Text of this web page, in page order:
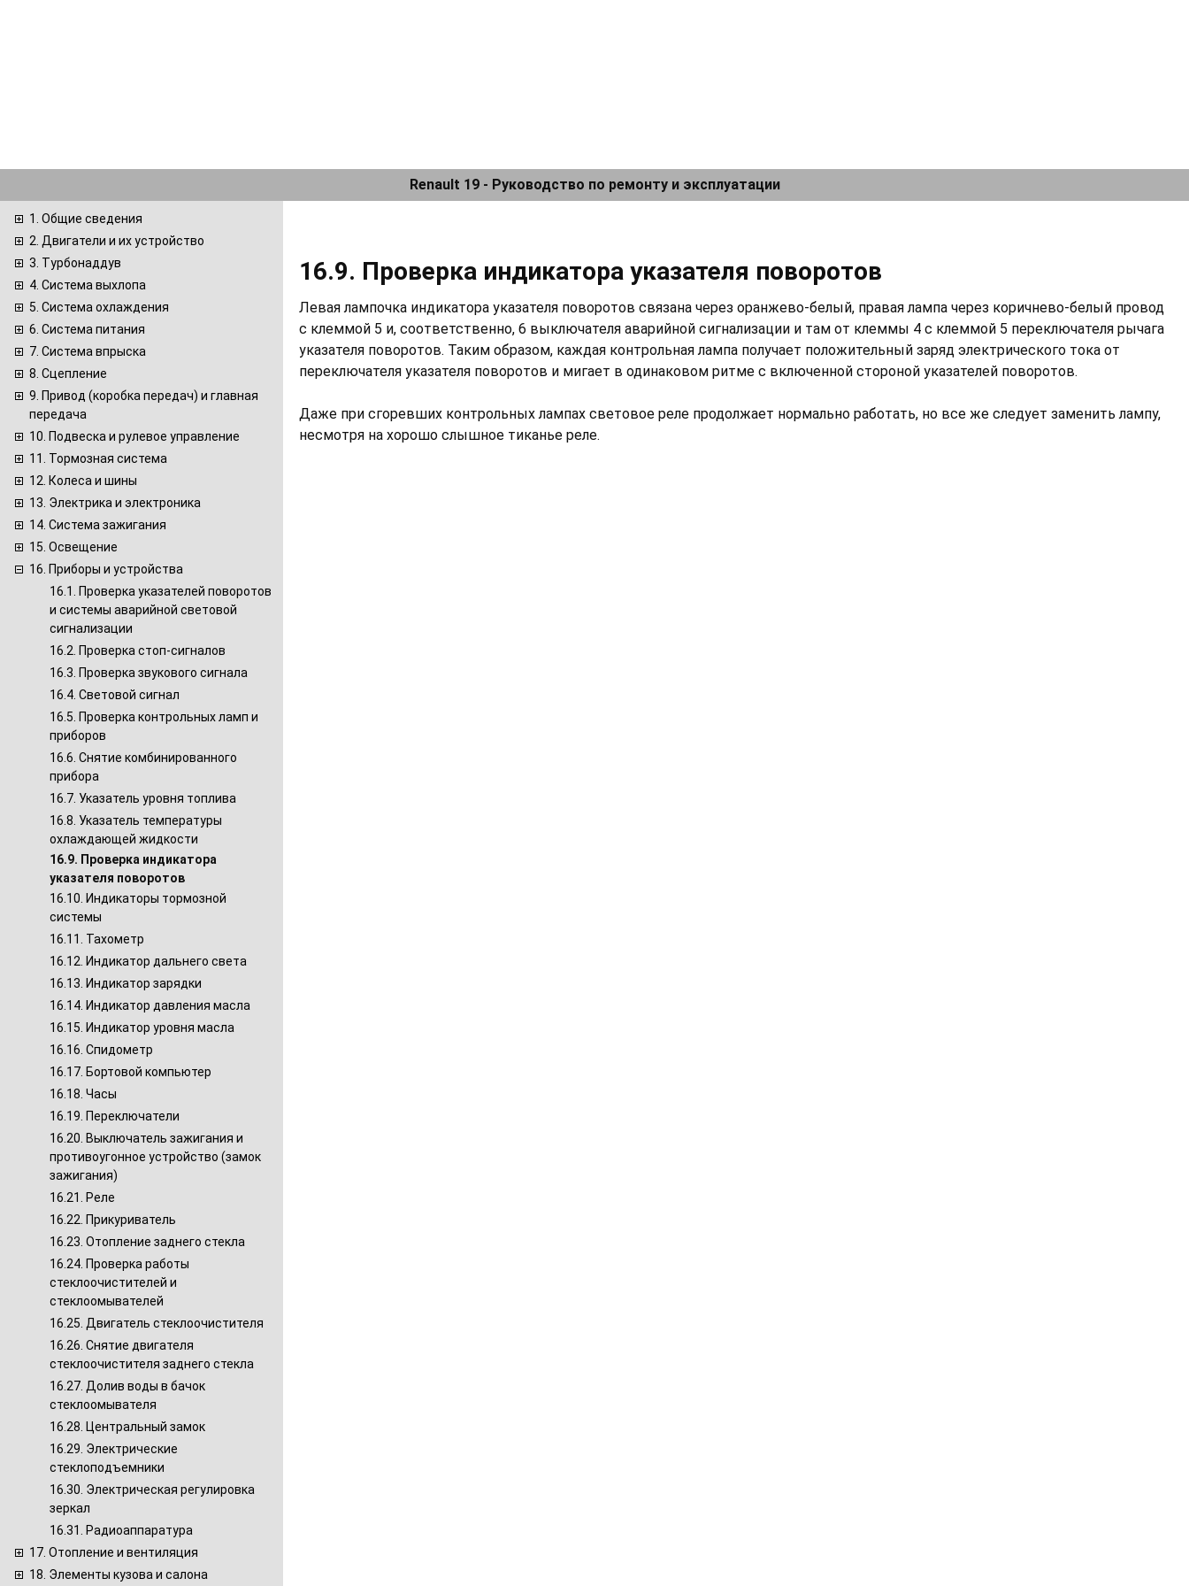
Renault 19 - Руководство по ремонту и эксплуатации
1. Общие сведения
2. Двигатели и их устройство
3. Турбонаддув
4. Система выхлопа
5. Система охлаждения
6. Система питания
7. Система впрыска
8. Сцепление
9. Привод (коробка передач) и главная
передача
10. Подвеска и рулевое управление
11. Тормозная система
12. Колеса и шины
13. Электрика и электроника
14. Система зажигания
15. Освещение
16. Приборы и устройства
16.1. Проверка указателей поворотов
и системы аварийной световой
сигнализации
16.2. Проверка стоп-сигналов
16.3. Проверка звукового сигнала
16.4. Световой сигнал
16.5. Проверка контрольных ламп и
приборов
16.6. Снятие комбинированного
прибора
16.7. Указатель уровня топлива
16.8. Указатель температуры
охлаждающей жидкости
16.9. Проверка индикатора
указателя поворотов
16.10. Индикаторы тормозной
системы
16.11. Тахометр
16.12. Индикатор дальнего света
16.13. Индикатор зарядки
16.14. Индикатор давления масла
16.15. Индикатор уровня масла
16.16. Спидометр
16.17. Бортовой компьютер
16.18. Часы
16.19. Переключатели
16.20. Выключатель зажигания и
противоугонное устройство (замок
зажигания)
16.21. Реле
16.22. Прикуриватель
16.23. Отопление заднего стекла
16.24. Проверка работы
стеклоочистителей и
стеклоомывателей
16.25. Двигатель стеклоочистителя
16.26. Снятие двигателя
стеклоочистителя заднего стекла
16.27. Долив воды в бачок
стеклоомывателя
16.28. Центральный замок
16.29. Электрические
стеклоподъемники
16.30. Электрическая регулировка
зеркал
16.31. Радиоаппаратура
17. Отопление и вентиляция
18. Элементы кузова и салона
16.9. Проверка индикатора указателя поворотов
Левая лампочка индикатора указателя поворотов связана через оранжево-белый, правая лампа через коричнево-белый провод
с клеммой 5 и, соответственно, 6 выключателя аварийной сигнализации и там от клеммы 4 с клеммой 5 переключателя рычага
указателя поворотов. Таким образом, каждая контрольная лампа получает положительный заряд электрического тока от
переключателя указателя поворотов и мигает в одинаковом ритме с включенной стороной указателей поворотов.
Даже при сгоревших контрольных лампах световое реле продолжает нормально работать, но все же следует заменить лампу,
несмотря на хорошо слышное тиканье реле.